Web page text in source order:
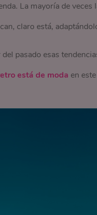
La mayoría de
claro está,
pasado esas
está de moda en